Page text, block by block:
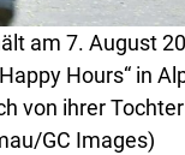
am 7. August
Hours“ in
von ihrer
GC Images)